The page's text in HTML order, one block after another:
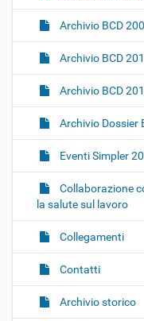
Archivio BCD
Archivio BCD
Archivio BCD
Archivio Dossier
Eventi Simpler
Collaborazione
la salute sul lavoro
Collegamenti
Contatti
Archivio storico